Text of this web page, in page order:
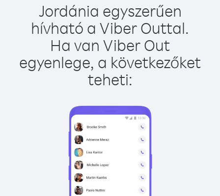
Jordánia egyszerűen
hívható a Viber Outtal.
Ha van Viber Out
egyenlege, a következőket
teheti: